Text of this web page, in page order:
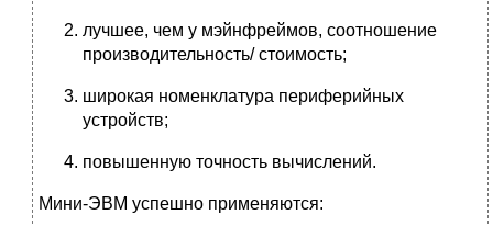
лучшее, чем у мэйнфреймов, соотношение
производительность/ стоимость;
широкая номенклатура периферийных
устройств;
повышенную точность вычислений.
Мини-ЭВМ успешно применяются: